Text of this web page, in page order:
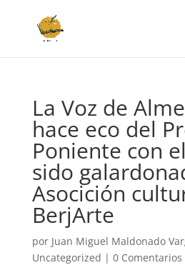
La Voz de
hace eco del
Poniente con
sido
Asocición
BerjArte
por Juan Miguel Maldonado
Uncategorized | 0 Comentarios